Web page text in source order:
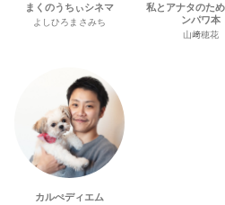
まくのうちぃシネマ
よしひろまさみち
私とアナタのた
ンパワ本
山﨑穂花
カルぺディエム